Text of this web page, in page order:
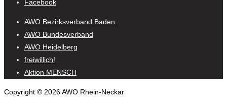
Facebook
AWO Bezirksverband Baden
AWO Bundesverband
AWO Heidelberg
freiwillich!
Aktion MENSCH
Copyright © 2026 AWO Rhein-Neckar